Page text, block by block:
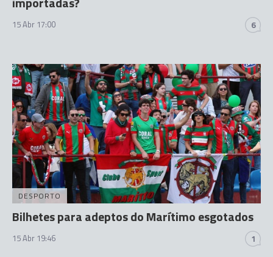
15 Abr 17:00 6
DESPORTO
Bilhetes para adeptos do Marítimo esgotados
15 Abr 19:46 1